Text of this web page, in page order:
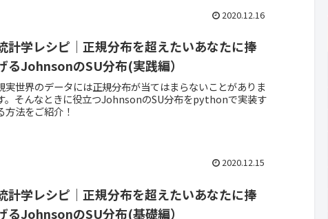
2020.12.16
計学レシピ｜正規分布を超えたいあなたに捧
るJohnsonのSU分布(実践編）
実世界のデータには正規分布が当てはまらないことがありま
。そんなときに役立つJohnsonのSU分布をpythonで実装す
方法をご紹介！
2020.12.15
計学レシピ｜正規分布を超えたいあなたに捧
るJohnsonのSU分布(基礎編）